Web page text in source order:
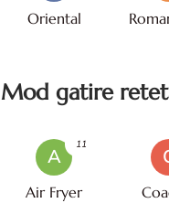
Oriental
Mod gatire
A
Air Fryer
11